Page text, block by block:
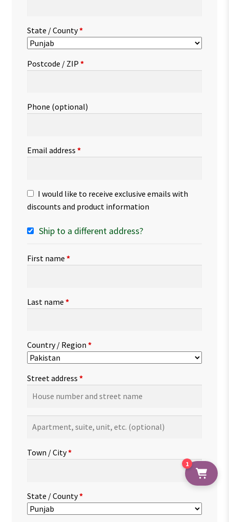
State / County*
Postcode / ZIP *
Phone (optional)
Email address *
I would like to receive exclusive emails with
discounts and product information
Ship to a different address?
First name *
Last name *
Country / Region *
Street address *
suite,
etc.(optional)
Town / City*
State / County*
1